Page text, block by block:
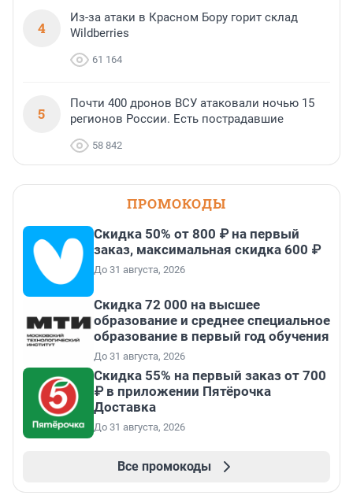
4
Из-за атаки в Красном Бору горит склад
Wildberries
61 164
5
Почти 400 дронов ВСУ атаковали ночью 15
регионов России. Есть пострадавшие
58 842
ПРОМОКОДЫ
Скидка 50% от 800 ₽ на первый
заказ, максимальная скидка 600 ₽
До 31 августа, 2026
Скидка 72 000 на высшее
образование и среднее специальное
образование в первый год обучения
До 31 августа, 2026
Скидка 55% на первый заказ от 700
₽ в приложении Пятёрочка
Доставка
До 31 августа, 2026
Все промокоды